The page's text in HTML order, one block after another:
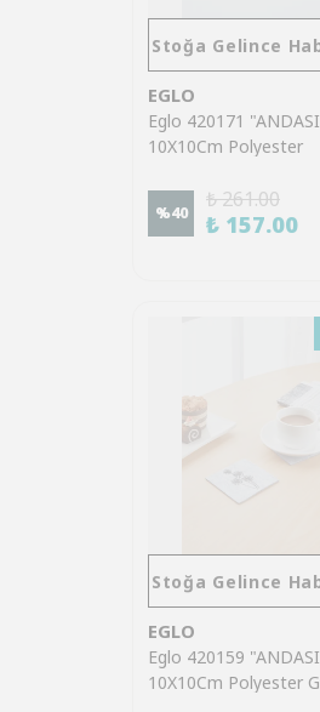
Stoğa Gelince
EGLO
Eglo 420171
10X10Cm Polyester
%40
₺ 261.00
₺ 157.00
Stoğa Gelince
EGLO
Eglo 420159
10X10Cm Polyester